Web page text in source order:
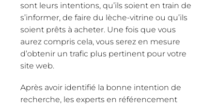
sont leurs intentions, qu’ils soient en train de
s’informer, de faire du lèche-vitrine ou qu’ils
soient prêts à acheter. Une fois que vous
aurez compris cela, vous serez en mesure
d’obtenir un trafic plus pertinent pour votre
site web.
Après avoir identifié la bonne intention de
recherche, les experts en référencement